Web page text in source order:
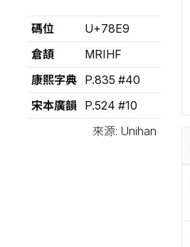
碼位
U+78E9
倉頡
MRIHF
康熙字典
P.835 #40
宋本廣韻
P.524 #10
來源: Unihan